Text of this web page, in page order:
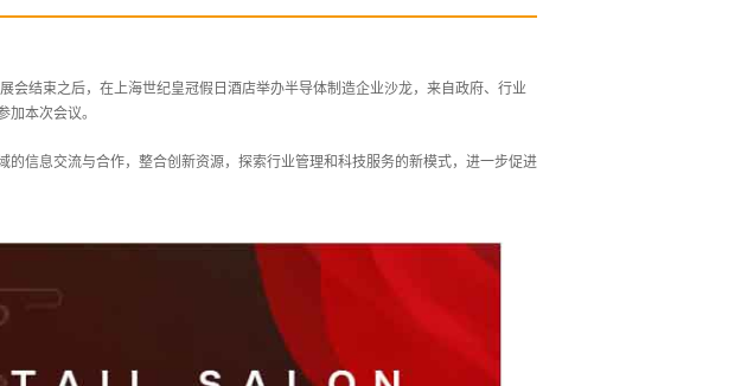
会结束之后，在上海世纪皇冠假日酒店举办半导体制造企业沙龙，来自政府、行业
本次会议。
的信息交流与合作，整合创新资源，探索行业管理和科技服务的新模式，进一步促进